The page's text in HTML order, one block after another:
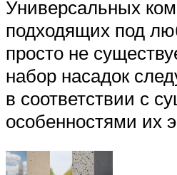
Универсальных
подходящих под
просто не
набор насадок
в соответствии с
особенностями их